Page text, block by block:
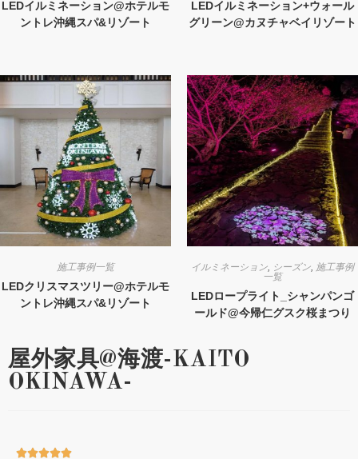
LEDイルミネーション@ホテルモ
ントレ沖縄スパ&リゾート
LEDイルミネーション+ウォール
グリーン@カヌチャベイリゾート
施工事例一覧
LEDクリスマスツリー@ホテルモ
ントレ沖縄スパ&リゾート
イルミネーション, シーズン, 施工事例
一覧
LEDロープライト_シャンパンゴ
ールド@今帰仁グスク桜まつり
屋外家具@海渡-KAITO
OKINAWA-
